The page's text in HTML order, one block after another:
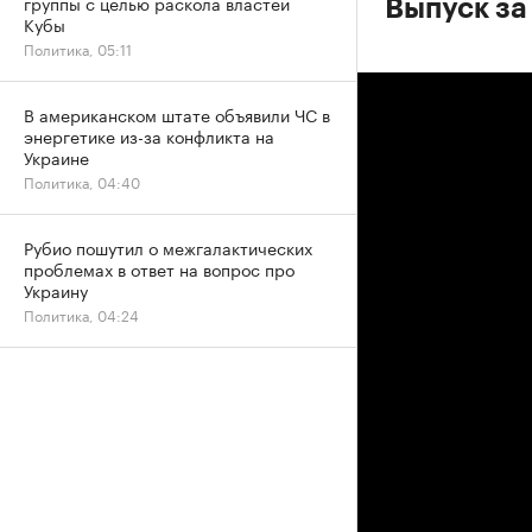
Выпуск
Кубы
Политика, 05:11
В американском штате объявили ЧС в
энергетике из-за конфликта на
Украине
Политика, 04:40
Рубио пошутил о межгалактических
проблемах в ответ на вопрос про
Украину
Политика, 04:24